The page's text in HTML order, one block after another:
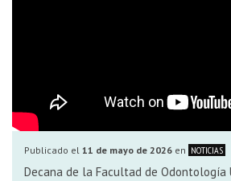
Publicado el 11 de mayo de 2026 en NOTICIAS
Decana de la Facultad de Odontología